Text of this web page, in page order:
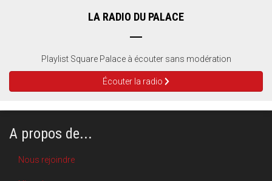
LA RADIO DU PALACE
Playlist Square Palace à écouter sans modération
Écouter la radio
A propos de...
Nous rejoindre